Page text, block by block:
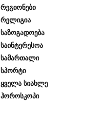
Რეგიონები
Რელიგია
Საზოგადოება
Საინტერესოა
Სამართალი
Სპორტი
Ყველა Სიახლე
Ჰოროსკოპი